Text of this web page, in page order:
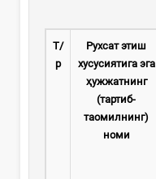
Т/
р
Рухсат этиш
хусусиятига эга
ҳужжатнинг
(тартиб-
таомилнинг)
номи